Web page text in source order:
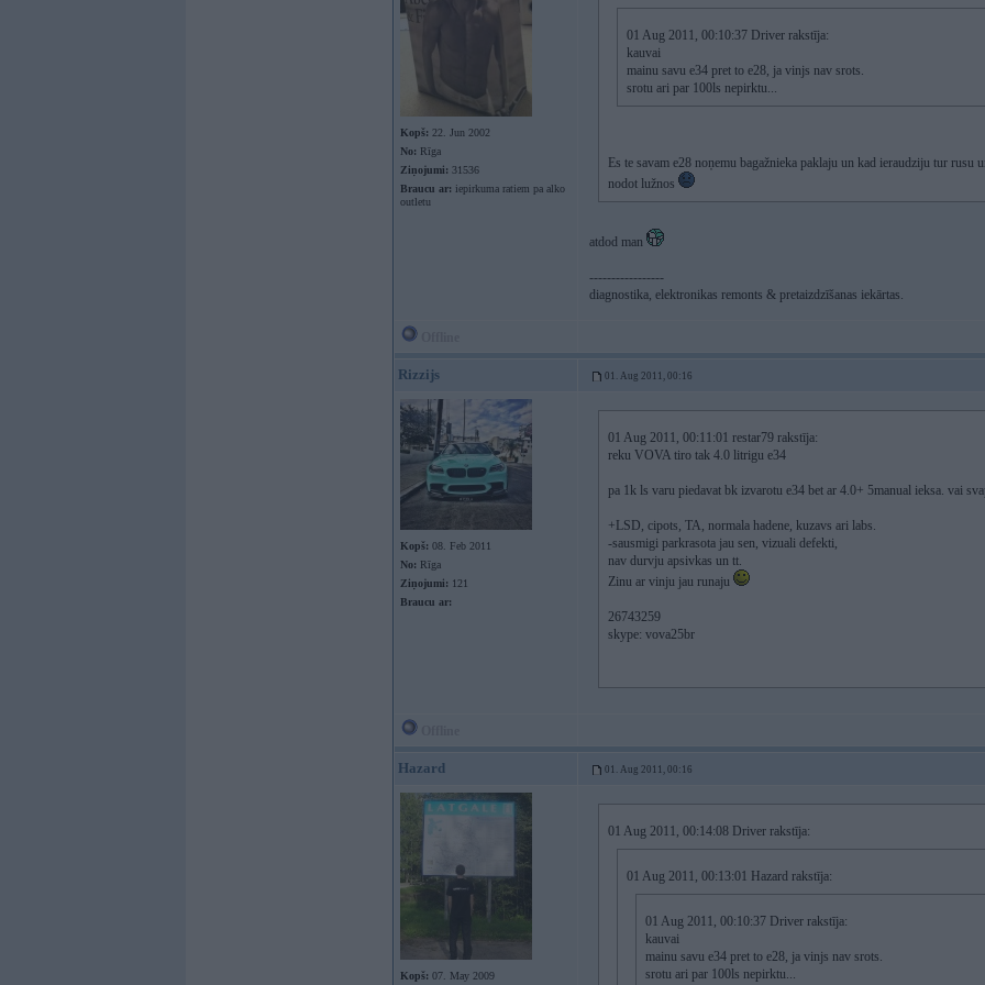
Kopš: 22. Jun 2002
No: Rīga
Ziņojumi: 31536
Braucu ar: iepirkuma ratiem pa alko
outletu
01 Aug 2011, 00:10:37 Driver rakstīja:
kauvai
mainu savu e34 pret to e28, ja vinjs nav srots.
srotu ari par 100ls nepirktu...
Es te savam e28 noņemu bagažnieka paklaju un kad ieraudziju tur rusu
nodot lužnos
atdod man
-----------------
diagnostika, elektronikas remonts & pretaizdzīšanas iekārtas.
Rizzijs 01. Aug 2011, 00:16
Kopš: 08. Feb 2011
No: Rīga
Ziņojumi: 121
Braucu ar:
01 Aug 2011, 00:11:01 restar79 rakstīja:
reku VOVA tiro tak 4.0 litrigu e34
pa 1k ls varu piedavat bk izvarotu e34 bet ar 4.0+ 5manual ieksa. vai
+LSD, cipots, TA, normala hadene, kuzavs ari labs.
-sausmigi parkrasota jau sen, vizuali defekti,
nav durvju apsivkas un tt.
Zinu ar vinju jau runaju
26743259
skype: vova25br
Hazard 01. Aug 2011, 00:16
Kopš: 07. May 2009
01 Aug 2011, 00:14:08 Driver rakstīja:
01 Aug 2011, 00:13:01 Hazard rakstīja:
01 Aug 2011, 00:10:37 Driver rakstīja:
kauvai
mainu savu e34 pret to e28, ja vinjs nav srots.
srotu ari par 100ls nepirktu...